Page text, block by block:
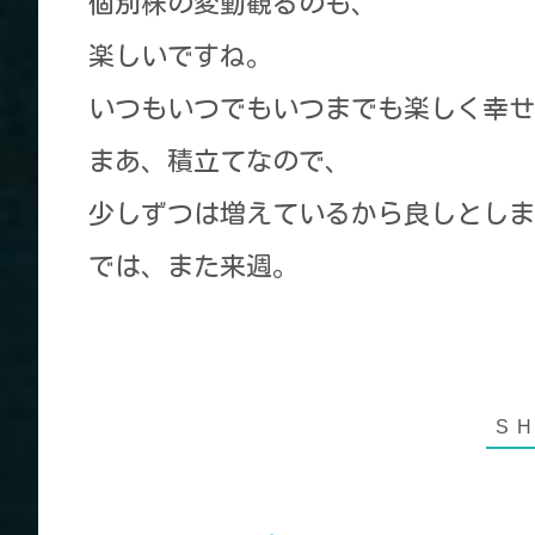
楽しいですね。
いつもいつでもいつまでも楽しく幸せ
まあ、積立てなので、
少しずつは増えているから良しとし
では、また来週。